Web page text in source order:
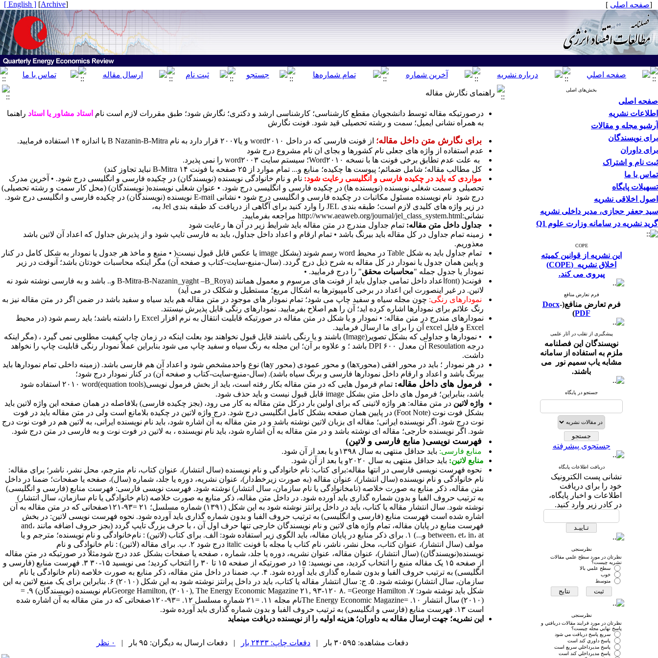
[صفحه اصلی ]
[
Archive
]
[ English ]
بخش‌های اصلی
صفحه اصلی
اطلاعات نشریه
آرشیو مجله و مقالات
برای نویسندگان
برای داوران
ثبت نام و اشتراک
تماس با ما
تسهیلات پایگاه
اصول اخلاقی نشریه
سید جعفر حجازی، مدیر داخلی نشریه
گرید نشریه در سامانه وزارت علوم Q1
COPE
این نشریه از قوانین کمیته
اخلاق نشریه (COPE)
پیروی می کند.
فرم تعارض منافع
فرم تعارض منافع( Docx-
PDF
)
پیشگیری از تقلب در آثار علمی
نویسندگان این فصلنامه
ملزم به استفاده از سامانه
مشابه یاب سمیم نور می
باشند.
جستجو در پایگاه
جستجوی پیشرفته
دریافت اطلاعات پایگاه
نشانی پست الکترونیک
خود را برای دریافت
اطلاعات و اخبار پایگاه،
در کادر زیر وارد کنید.
نظرسنجی
نظرتان در مورد سطح علمي مقالات
نشريه چيست؟
سطح علمي بالا
خوب
متوسط
نظرسنجی
نظرتان در مورد فرايند مقالات دريافتي و
پاسخ نهايي مجله چيست؟
سريع پاسخ دريافت مي شود
پاسخ داوري كند است
پاسخ مديرداخلي سريع است
پاسخ مديرداخلي كند است
راهنمای نگارش مقاله
درصورتیکه مقاله توسط دانشجویان مقطع کارشناسی؛ کارشناسی ارشد و دکتری؛ نگارش شود؛ طبق مقررات لازم است نام استاد مشاور یا استاد راهنما
به همراه نشانی ایمیل؛ سمت و رشته تحصیلی قید شود. فونت نگارش
برای نگارش متن داخل مقاله؛ از فونت فارسی که در داخل word۲۰۱۰ و یا۲۰۰۷ قرار دارد به نام B Nazanin-B-Mitra با اندازه ۱۴ استفاده فرمایید.
عدم استفاده از واژه های جعلی نام کشورها و بجای ان نام مشروع درج شود
به علت عدم تطابق برخی فونت ها با نسخه Word۲۰۱۰؛ سیستم سایت word۲۰۰۳ را نمی پذیرد.
کل مطالب مقاله؛ شامل ضمائم؛ پیوست ها چکیده؛ منابع و... تمام موارد از ۲۵ صفحه با فونت B-Mitra ۱۴ نباید تجاوز کند)
مواردی که باید در چکیده فارسی و انگلیسی رعایت شود: نام و نام خانوادگی نویسنده (نویسندگان) در چکیده فارسی و انگلیسی درج شود. • آخرین مدرک
تحصیلی و سمت شغلی نویسنده (نویسنده ها) در چکیده فارسی و انگلیسی درج شود. • عنوان شغلی نویسنده( نویسندگان) (محل کار سمت و رشته تحصیلی)
درج شود نام نویسنده مسئول مکاتبات در چکیده فارسی و انگلیسی درج شود • نشانی E-mail نویسنده (نویسندگان) در چکیده فارسی و انگلیسی درج شود.
در زیر واژه های کلیدی لازم است؛ طبقه بندی JEL را وارد کنید برای آگاهی از دریافت کد طبقه بندی Jel به،
نشانی:http://www.aeaweb.org/journal/jel_class_system.html مراجعه بفرمایید.
جداول داخل متن مقاله: تمام جداول مندرج در متن مقاله باید شرایط زیر در آن ها رعایت شود
زمینه تمام جداول در کل مقاله باید بیرنگ باشد • تمام ارقام و اعداد داخل جداول، باید به فارسی تایپ شود و از پذیرش جداول که اعداد آن لاتین باشد
معذوریم.
تمام جداول باید به شکل Table در محیط word رسم شوند (بشکل image یا عکس قابل قبول نیست( • منبع و ماخذ هر جدول یا نمودار به شکل کامل در کنار
و پایین همان جدول یا نمودار در کل مقاله به شرح ذیل درج گردد. (سال-منبع-سایت-کتاب و صفحه آن) مگر اینکه محاسبات خودتان باشد؛ آنوقت در زیر
نمودار یا جدول جمله "محاسبات محقق" را درج فرمایید. •
فونت( (fontاعداد داخل تمامی جداول باید از فونت های مرسوم و معمول همانند (B-Mitra-B-Nazanin_yaght –B_Roya و.. باشد و به فارسی نوشته شود نه
لاتین. در غیر اینصورت این اعداد در برخی کامپیوترها به اشکال مربع؛ مستطیل و شکلک در می آید)
نمودارهای رنگی: چون مجله سیاه و سفید چاپ می شود؛ تمام نمودار های موجود در متن مقاله هم باید سیاه و سفید باشد در ضمن اگر در متن مقاله نیز به
رنگ علائم برای نمودارها اشاره کرده اید؛ آن را هم اصلاح بفرمایید. نمودارهای رنگی قابل پذیرش نیستند.
نمودارهای مندرج در متن مقاله: • نمودار و یا شکل در متن مقاله در صورتیکه قابلیت انتقال به نرم افزار Excel را داشته باشد؛ باید رسم شود (در محیط
Excel و فایل excel آن را برای ما ارسال فرمایید.
• نمودارها و جداولی که بشکل تصویر(Image) باشند و یا رنگی باشند قایل قبول نخواهند بود بعلت اینکه در زمان چاپ کیفیت مطلوبی نمی گیرد ، (مگر اینکه
درجه Resoulation آن معدل ۶۰۰ DPI باشد ؛ و علاوه بر آن؛ این مجله به رنگ سیاه و سفید چاپ می شود بنابراین عملاٌ نمودار رنگی قابلیت چاپ را نخواهد
داشت.
در هر نمودار ؛ باید در محور افقی (محورxها) و محور عمودی (محور yها) نوع واحدمشخص شود و اعداد آن هم فارسی باشد. (زمینه داخلی تمام نمودارها باید
بیرنگ باشد و اعداد و ارقام داخل نمودارها فارسی و برنگ سیاه باشد). (سال-منبع-سایت-کتاب و صفحه آن) در کنار نمودار درج شود؛
فرمول های داخل مقاله:
تمام فرمول هایی که در متن مقاله بکار رفته است، باید از بخش فرمول نویسی(equation tools)۲۰۱۰ word استفاده شود
باشد، بنابراین؛ فرمول های داخل متن بشکل image قابل قبول نیست و باید حذف شود.
واژه لاتین در متن مقاله: هر واژه لاتینی که برای اولین بار درکل متن مقاله به کار می رود، (بجز چکیده فارسی) بلافاصله در همان صفحه این واژه لاتین باید
بشکل فوت نوت (Foot Note) در پایین همان صفحه بشکل کامل انگلیسی درج شود. درج واژه لاتین در چکیده بلامانع است ولی در متن مقاله باید در فوت
نوت درج شود. اگر نویسنده ایرانی؛ مقاله ای بزبان لاتین نوشته باشد و در متن مقاله به آن اشاره شود، باید نام نویسنده ایرانی، به لاتین هم در فوت نوت درج
شود. اگر نویسنده خارجی؛ مقاله ای نوشته باشد و در متن مقاله به آن اشاره شود، باید نام نویسنده ، به لاتین در فوت نوت و به فارسی در متن درج شود.
فهرست نویسی( منابع فارسی و لاتین)
منابع فارسی: باید حداقل منتهی به سال ۱۳۹۸و یا بعد از آن شود.
منابع لاتین: باید حداقل منتهی به سال ۲۰۲۰و یا بعد از آن شود.
نحوه فهرست نویسی فارسی در انتها مقاله:برای کتاب: نام خانوادگی و نام نویسنده (سال انتشار)، عنوان کتاب، نام مترجم، محل نشر، ناشر؛ برای مقاله:
نام خانوادگی و نام نویسنده (سال انتشار)، عنوان مقاله (به صورت زیرخط‌دار)، عنوان نشریه، دوره یا جلد، شماره (سال)، صفحه یا صفحات؛ ضمنا در داخل
متن مقاله، ذکر منابع به ‏صورت خلاصه (نامخانوادگی یا نام سازمان، سال انتشار) نوشته شود. فهرست نویسی فارسی: فهرست منابع (فارسی و انگلیسی)
به ترتیب حروف الفبا و بدون شماره گذاری باید آورده شود. در داخل متن مقاله، ذکر منابع به صورت خلاصه (نام خانوادگی یا نام سازمان، سال انتشار)
نوشته شود. سال انتشار مقاله یا کتاب، باید در داخل پرانتز نوشته شود به این شکل (۱۳۹۱) شماره مسلسل؛ ۲۱ =۹۳-۱۲۱صفحاتی که در متن مقاله به آن
اشاره شده است فهرست منابع (فارسی و انگلیسی) به ترتیب حروف الفبا و بدون شماره گذاری باید آورده شود. نحوه فهرست نویسی لاتین: در بخش
فهرست منابع در پایان مقاله، تمام واژه های لاتین و نام نویسندگان خارجی تنها حرف اول آن ، با حرف بزرگ تایپ گردد (بجز حروف اضافه مانند and،
between، et، in، at و...) ۱. برای ذکر منابع در پایان مقاله، باید الگوی زیر استفاده شود: الف. برای کتاب (لاتین) :‌ نام‌خانوادگی و نام نویسنده؛ مترجم و یا
مولف (سال انتشار)، عنوان کتاب، محل نشر، ناشر، نام کتاب یا مجله با فونت italic درج شود ۲. ب. برای مقاله (لاتین) :‌ نام خانوادگی و نام
نویسنده(نویسندگان) (سال انتشار)، عنوان مقاله، عنوان نشریه، دوره یا جلد، شماره ، صفحه یا صفحات بشکل عدد درج شودمثلاٌ در صورتیکه در متن مقاله
از صفحه ۱۵ یک مقاله منبع را انتخاب کردید، می نویسید: ۱۵ در صورتیکه از صفحه ۱۵ تا ۳۰ را انتخاب کردید؛ می نویسید ۱۵-۳۰ ۳. فهرست منابع (فارسی و
انگلیسی) به ترتیب حروف الفبا و بدون شماره گذاری باید آورده شود. ۴. پ. ضمنا در داخل متن مقاله، ذکر منابع به صورت خلاصه (نام خانوادگی یا نام
سازمان، سال انتشار) نوشته شود. ۵. ج: سال انتشار مقاله یا کتاب، باید در داخل پرانتز نوشته شود به این شکل (۲۰۱۰) ۶. بنابراین برای یک منبع لاتین به این
شکل باید نوشته شود: ۷. George Hamilton, (۲۰۱۰), The Energy Economic Magazine ۲۱, ۹۳-۱۲۰ ۸. =George Hamiltonنام نویسنده (نویسندگان) ۹. =
(۲۰۱۰) سال انتشار ۱۰. =The Energy Economic Magazineنام مجله ۱۱. =۲۱ شماره مسلسل ۱۲. =۹۳-۱۲۰صفحاتی که در متن مقاله به آن اشاره شده
است ۱۳. فهرست منابع (فارسی و انگلیسی) به ترتیب حروف الفبا و بدون شماره گذاری باید آورده شود.
این نشریه؛ جهت ارسال مقاله به داوران؛ هزینه اولیه را از نویسنده دریافت مینماید
دفعات مشاهده: ۳۰۵۹۵ بار | دفعات چاپ: ۲۴۳۳ بار | دفعات ارسال به دیگران: ۹۵ بار | ۰ نظر